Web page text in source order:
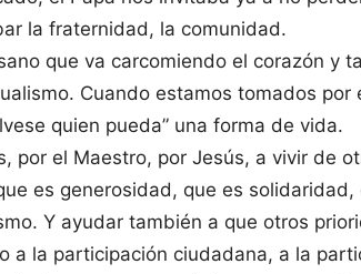
la fraternidad, la comunidad.
que va carcomiendo el corazón y
Cuando estamos tomados
quien pueda” una forma de vida.
por el Maestro, por Jesús, a vivir de
es generosidad, que es
Y ayudar también a que otros
a la participación ciudadana, a la